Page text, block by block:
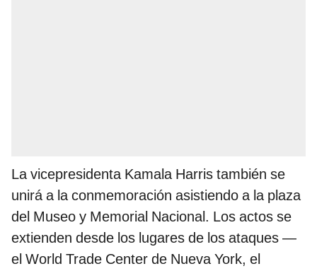
La vicepresidenta Kamala Harris también se
unirá a la conmemoración asistiendo a la plaza
del Museo y Memorial Nacional. Los actos se
extienden desde los lugares de los ataques —
el World Trade Center de Nueva York, el